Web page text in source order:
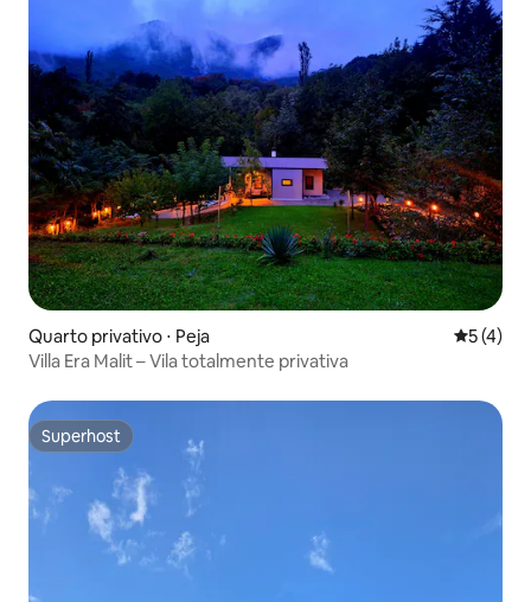
Quarto privativo ⋅ Peja 5 de
5 (4)
Villa Era Malit – Vila totalmente privativa
Superhost
Superhost